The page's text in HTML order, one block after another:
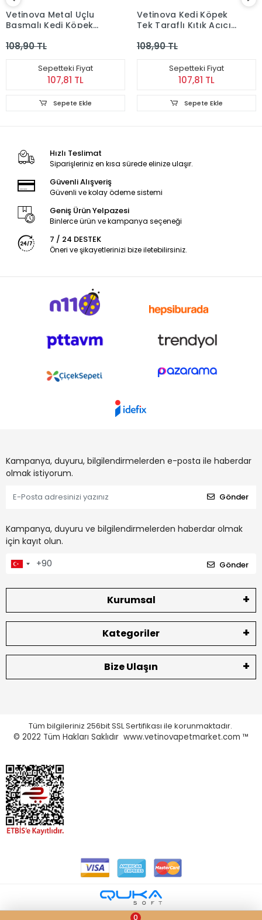
Vetinova Metal Uçlu
Basmalı Kedi Köpek
108,90 TL
Sepetteki Fiyat
107,81 TL
Sepete Ekle
Vetinova Kedi Köpek
Tek Taraflı Kıtık Açıcı
108,90 TL
Sepetteki Fiyat
107,81 TL
Sepete Ekle
Hızlı Teslimat
Siparişleriniz en kısa sürede elinize ulaşır.
Güvenli Alışveriş
Güvenli ve kolay ödeme sistemi
Geniş Ürün Yelpazesi
Binlerce ürün ve kampanya seçeneği
7 / 24 DESTEK
Öneri ve şikayetlerinizi bize iletebilirsiniz.
Kampanya, duyuru, bilgilendirmelerden e-posta ile haberdar
olmak istiyorum.
Gönder
Kampanya, duyuru ve bilgilendirmelerden haberdar olmak
için kayıt olun.
Gönder
Kurumsal
Kategoriler
Bize Ulaşın
Tüm bilgileriniz 256bit SSL Sertifikası ile korunmaktadır.
© 2022 Tüm Hakları Saklıdır www.vetinovapetmarket.com ™
0